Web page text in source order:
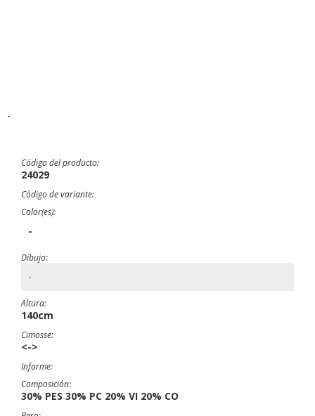
-
Código del producto:
24029
Código de variante:
Color(es):
-
Dibujo:
-
Altura:
140cm
Cimosse:
<->
Informe:
Composición:
30% PES 30% PC 20% VI 20% CO